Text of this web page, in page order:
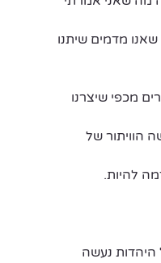
מדמים שיתנו
מכפי שיצרנו
הוויתור של
להיות.
נעשה